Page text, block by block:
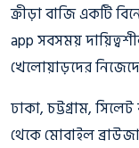
ক্রীড়া বাজি একটি
app সবসময়
খেলোয়াড়দের
ঢাকা, চট্টগ্রাম,
থেকে মোবাইল